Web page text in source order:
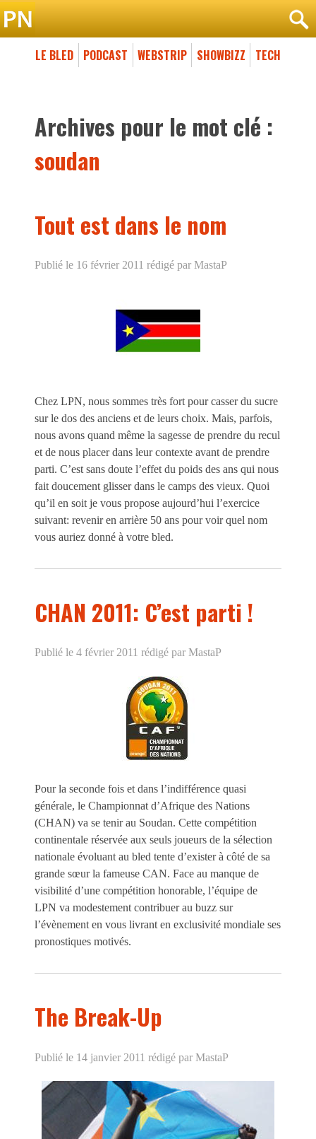
LE BLED PODCAST WEBSTRIP SHOWBIZZ TECH
Archives pour le mot clé :
soudan
Tout est dans le nom
Publié le 16 février 2011 rédigé par MastaP
Chez LPN, nous sommes très fort pour casser du sucre
sur le dos des anciens et de leurs choix. Mais, parfois,
nous avons quand même la sagesse de prendre du recul
et de nous placer dans leur contexte avant de prendre
parti. C’est sans doute l’effet du poids des ans qui nous
fait doucement glisser dans le camps des vieux. Quoi
qu’il en soit je vous propose aujourd’hui l’exercice
suivant: revenir en arrière 50 ans pour voir quel nom
vous auriez donné à votre bled.
CHAN 2011: C’est parti !
Publié le 4 février 2011 rédigé par MastaP
Pour la seconde fois et dans l’indifférence quasi
générale, le Championnat d’Afrique des Nations
(CHAN) va se tenir au Soudan. Cette compétition
continentale réservée aux seuls joueurs de la sélection
nationale évoluant au bled tente d’exister à côté de sa
grande sœur la fameuse CAN. Face au manque de
visibilité d’une compétition honorable, l’équipe de
LPN va modestement contribuer au buzz sur
l’évènement en vous livrant en exclusivité mondiale ses
pronostiques motivés.
The Break-Up
Publié le 14 janvier 2011 rédigé par MastaP